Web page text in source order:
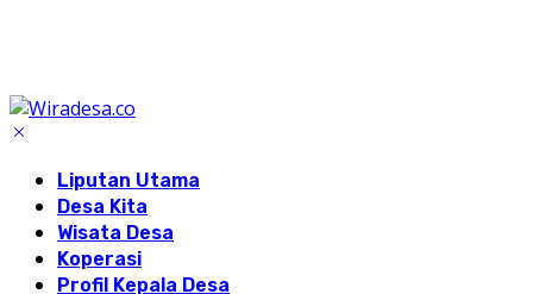
Liputan Utama
Desa Kita
Wisata Desa
Koperasi
Profil Kepala Desa